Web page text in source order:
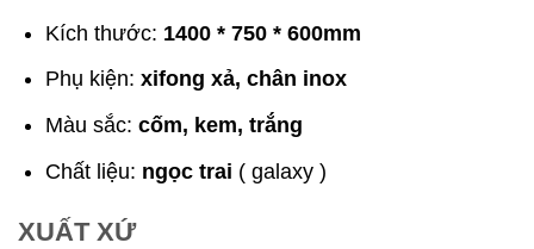
Kích thước: 1400 * 750 * 600mm
Phụ kiện:xifong xả, chân inox
Màu sắc:cốm, kem, trắng
Chất liệu: ngọc trai ( galaxy )
XUẤT XỨ